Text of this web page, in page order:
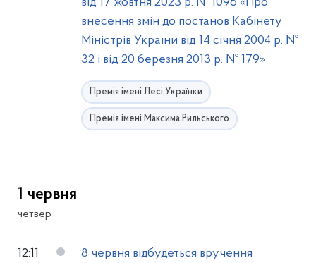
внесення змін до постанов Кабінету
Міністрів України від 14 січня 2004 р. №
32 і від 20 березня 2013 р. № 179»
Премія імені Лесі Українки
Премія імені Максима Рильського
1 червня
четвер
12:11
8 червня відбудеться вручення